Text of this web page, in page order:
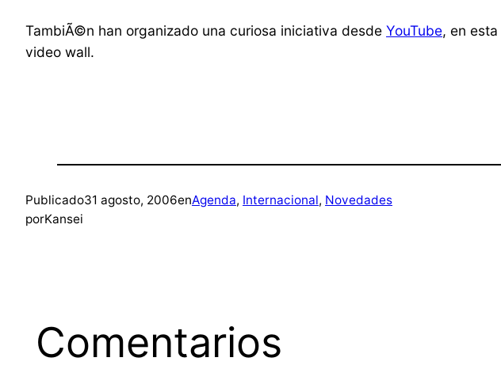
TambiÃ©n han organizado una curiosa iniciativa desde YouTube, en esta
video wall.
Publicado31 agosto, 2006enAgenda, Internacional, Novedades
porKansei
Comentarios